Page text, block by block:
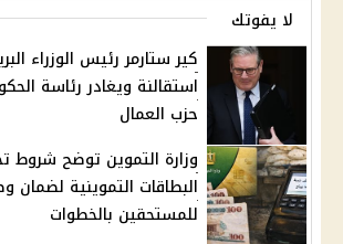
لا يفوتك
كير ستارمر رئيس الوزراء
استقالنة ويغادر رئاسة
حزب العمال
وزارة التموين توضح شروط
البطاقات التموينية لضمان
للمستحقين بالخطوات